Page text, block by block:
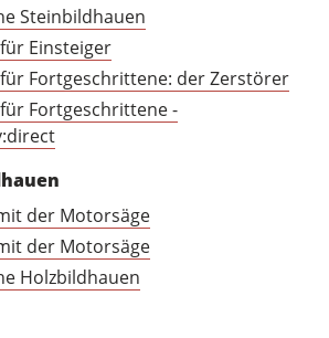
Steinbildhauen
Einsteiger
Fortgeschrittene: der Zerstörer
Fortgeschrittene -
der Motorsäge
der Motorsäge
Holzbildhauen